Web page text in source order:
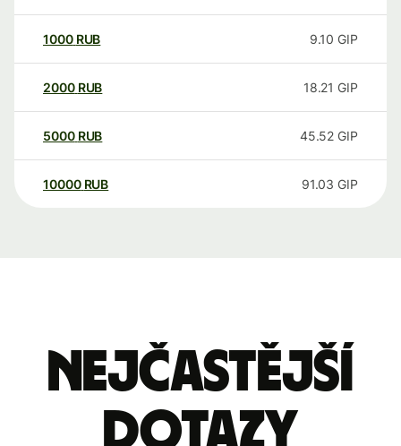
1000 RUB 9.10 GIP
2000 RUB 18.21 GIP
5000 RUB 45.52 GIP
10000 RUB 91.03 GIP
Nejčastější
dotazy